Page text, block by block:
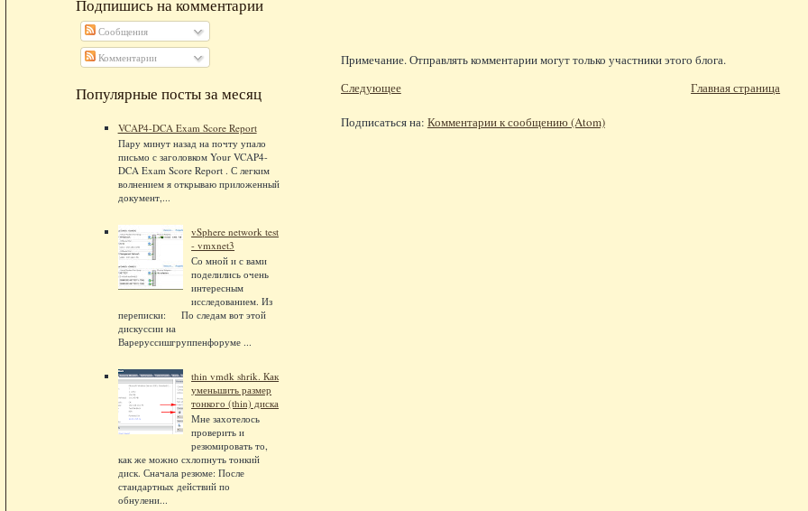
Подпишись на комментарии
Сообщения
Комментарии
Популярные посты за месяц
VCAP4-DCA Exam Score Report
Пару минут назад на почту упало
письмо с заголовком Your VCAP4-
DCA Exam Score Report . С легким
волнением я открываю приложенный
документ,...
vSphere network test
- vmxnet3
Со мной и с вами
поделились очень
интересным
исследованием. Из
переписки: По следам вот этой
дискуссии на
Вареруссишгруппенфоруме ...
thin vmdk shrik. Как
уменьшить размер
тонкого (thin) диска
Мне захотелось
проверить и
резюмировать то,
как же можно схлопнуть тонкий
диск. Сначала резюме: После
стандартных действий по
обнулени...
Примечание. Отправлять комментарии могут только участники этого блога.
Следующее
Главная страница
Подписаться на: Комментарии к сообщению (Atom)